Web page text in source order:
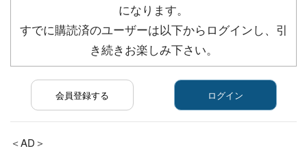
になります。
すでに購読済のユーザーは以下からログインし、引
き続きお楽しみ下さい。
会員登録する ログイン
＜AD＞